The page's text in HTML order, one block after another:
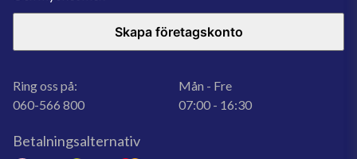
Skapa företagskonto
Ring oss på:
060-566 800
Mån - Fre
07:00 - 16:30
Betalningsalternativ